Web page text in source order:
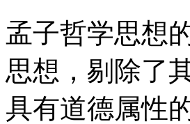
孟子哲学思想
思想，剔除了
具有道德属性